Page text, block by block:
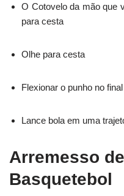
O Cotovelo da mão que
para cesta
Olhe para cesta
Flexionar o punho no
Lance bola em uma
Arremesso
Basquetebol